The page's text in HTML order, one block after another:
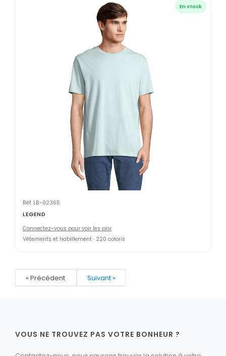
En stock
Réf. LB-02365
LEGEND
Connectez-vous pour voir les prix
Vêtements et habillement · 220 coloris
« Précédent Suivant »
VOUS NE TROUVEZ PAS VOTRE BONHEUR ?